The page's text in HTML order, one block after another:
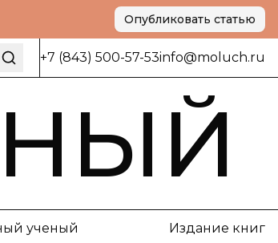
Опубликовать статью
+7 (843) 500-57-53info@moluch.ru
ученый Издание книг